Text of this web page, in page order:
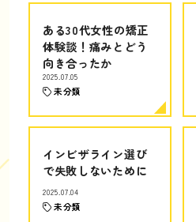
ある30代女性の矯正
体験談！痛みとどう
向き合ったか
2025.07.05
未分類
インビザライン選び
で失敗しないために
2025.07.04
未分類